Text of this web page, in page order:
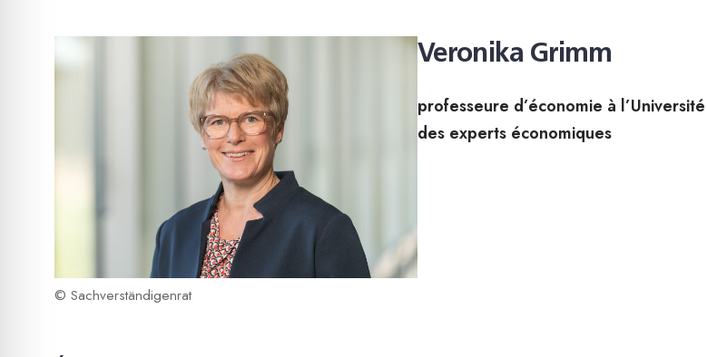
© Sachverständigenrat
Veronika Grimm
professeure d’économie à
des experts économiques